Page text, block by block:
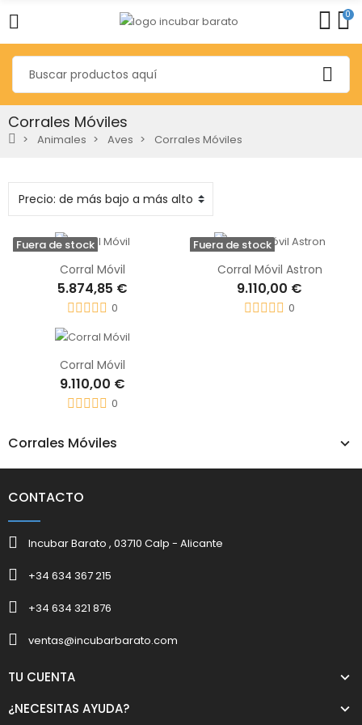
0
Corrales Móviles
Animales Aves Corrales Móviles
Corrales Móviles
Fuera de stock
Corral Móvil
5.874,85 €
0
Fuera de stock
Corral Móvil Astron
9.110,00 €
0
Corral Móvil
9.110,00 €
0
CONTACTO
Incubar Barato , 03710 Calp - Alicante
+34 634 367 215
+34 634 321 876
ventas@incubarbarato.com
TU CUENTA
¿NECESITAS AYUDA?